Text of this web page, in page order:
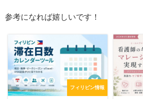
参考になれば嬉しいです！
フィリピン情報